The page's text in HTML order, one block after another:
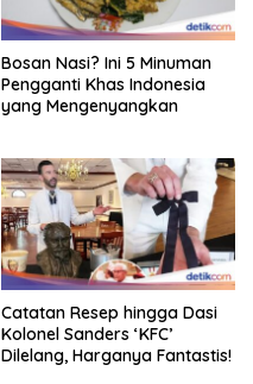
Bosan Nasi? Ini 5 Minuman
Pengganti Khas Indonesia
yang Mengenyangkan
Catatan Resep hingga Dasi
Kolonel Sanders ‘KFC’
Dilelang, Harganya Fantastis!